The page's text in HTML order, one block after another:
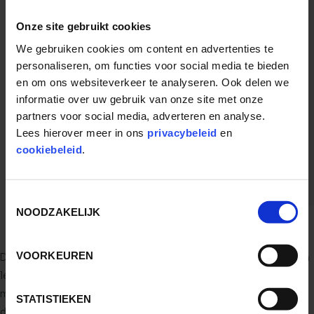
Onze site gebruikt cookies
We gebruiken cookies om content en advertenties te
personaliseren, om functies voor social media te bieden
en om ons websiteverkeer te analyseren. Ook delen we
informatie over uw gebruik van onze site met onze
partners voor social media, adverteren en analyse.
Lees hierover meer in ons privacybeleid en
cookiebeleid
NOODZAKELIJK
VOORKEUREN
STATISTIEKEN
BROEDDUUR
25 DAGEN
AANTAL EIEREN
2 – 5 PER LEGSEL
LEEFTIJD
20 JAAR
VOEDSEL
Deze kaketoes komen voor in Australië waar ze in grote groepen
leven. Hun vleugels zijn grijs, de rest van het lichaam is bedekt
met roze veren. Op hun hoofd hebben de rosé kaketoes een kuif